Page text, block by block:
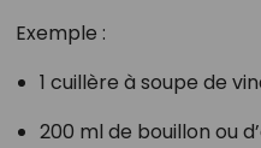
Exemple :
1 cuillère à soupe de
200 ml de bouillon ou